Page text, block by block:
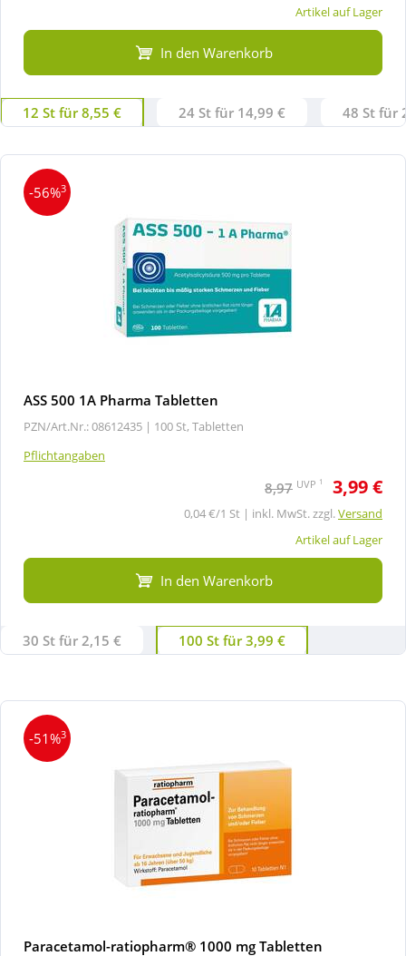
Artikel auf Lager
In den Warenkorb
12 St für 8,55 € 24 St für 14,99 € 48 St für
-56%3
ASS 500 1A Pharma Tabletten
PZN/Art.Nr.: 08612435 | 100 St, Tabletten
Pflichtangaben
8,97 UVP 1 3,99 €
0,04 €/1 St | inkl. MwSt. zzgl.Versand
Artikel auf Lager
In den Warenkorb
30 St für 2,15 € 100 St für 3,99 €
-51%3
Paracetamol-ratiopharm® 1000 mg Tabletten